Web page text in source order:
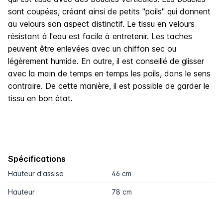
sont coupées, créant ainsi de petits "poils" qui donnent
au velours son aspect distinctif. Le tissu en velours
résistant à l'eau est facile à entretenir. Les taches
peuvent être enlevées avec un chiffon sec ou
légèrement humide. En outre, il est conseillé de glisser
avec la main de temps en temps les poils, dans le sens
contraire. De cette manière, il est possible de garder le
tissu en bon état.
Spécifications
Hauteur d'assise 46 cm
Hauteur 78 cm